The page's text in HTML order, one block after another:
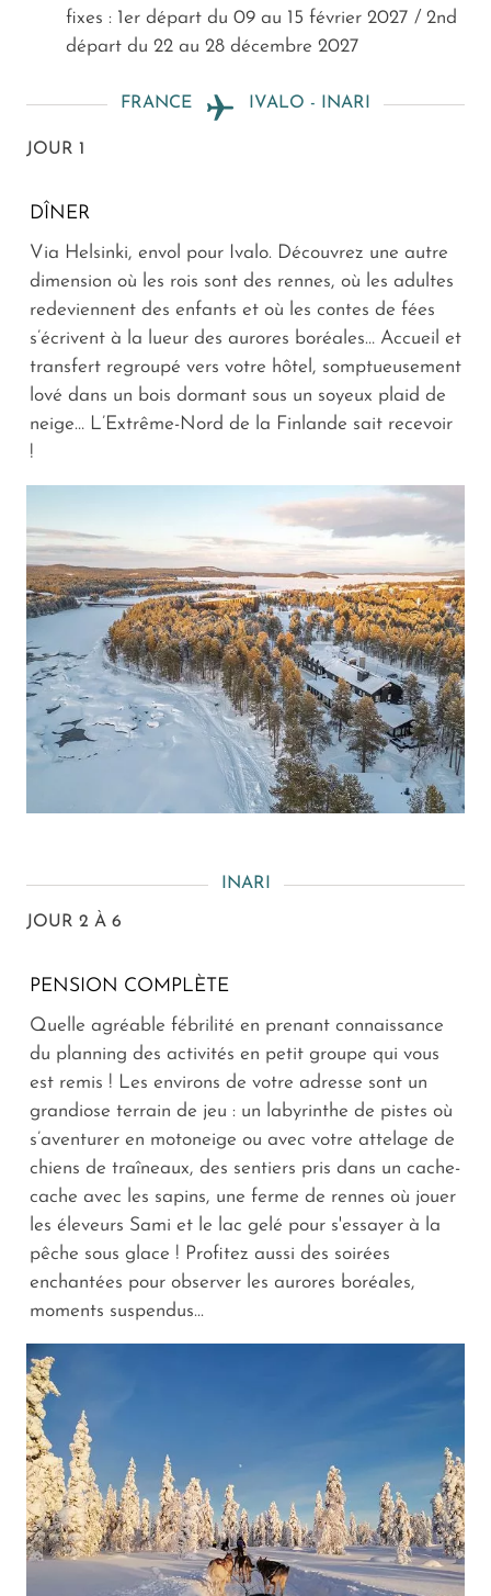
fixes : 1er départ du 09 au 15 février 2027 / 2nd
départ du 22 au 28 décembre 2027
FRANCE IVALO - INARI
JOUR 1
DÎNER
Via Helsinki, envol pour Ivalo. Découvrez une autre
dimension où les rois sont des rennes, où les adultes
redeviennent des enfants et où les contes de fées
s’écrivent à la lueur des aurores boréales… Accueil et
transfert regroupé vers votre hôtel, somptueusement
lové dans un bois dormant sous un soyeux plaid de
neige… L’Extrême-Nord de la Finlande sait recevoir
!
INARI
JOUR 2 À 6
PENSION COMPLÈTE
Quelle agréable fébrilité en prenant connaissance
du planning des activités en petit groupe qui vous
est remis ! Les environs de votre adresse sont un
grandiose terrain de jeu : un labyrinthe de pistes où
s’aventurer en motoneige ou avec votre attelage de
chiens de traîneaux, des sentiers pris dans un cache-
cache avec les sapins, une ferme de rennes où jouer
les éleveurs Sami et le lac gelé pour s'essayer à la
pêche sous glace ! Profitez aussi des soirées
enchantées pour observer les aurores boréales,
moments suspendus...